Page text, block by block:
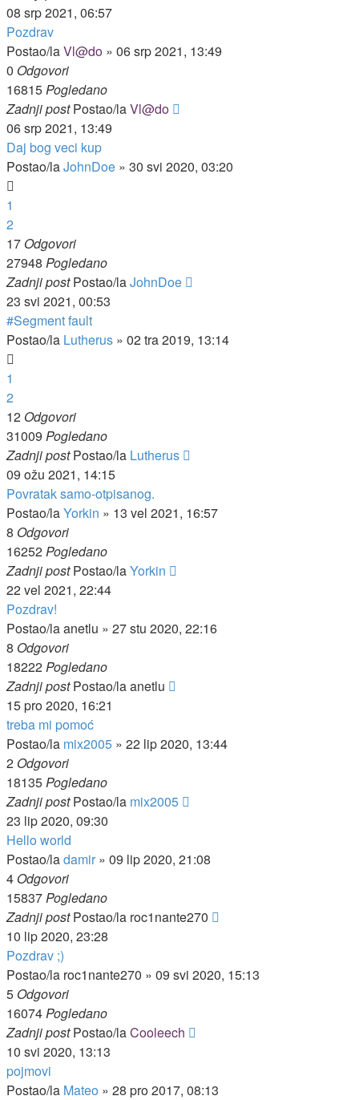
08 srp 2021, 06:57
Pozdrav
Postao/laVl@do » 06 srp 2021, 13:49
0 Odgovori
16815Pogledano
Zadnji postPostao/laVl@do
06 srp 2021, 13:49
Daj bog veci kup
Postao/laJohnDoe » 30 svi 2020, 03:20
1
2
17 Odgovori
27948 Pogledano
Zadnji postPostao/laJohnDoe
23 svi 2021, 00:53
#Segment fault
Postao/la Lutherus » 02 tra 2019, 13:14
1
2
12 Odgovori
31009 Pogledano
Zadnji postPostao/la Lutherus
09 ožu 2021, 14:15
Povratak samo-otpisanog.
Postao/laYorkin » 13 vel 2021, 16:57
8 Odgovori
16252Pogledano
Zadnji postPostao/laYorkin
22 vel 2021, 22:44
Pozdrav!
Postao/laanetlu » 27 stu 2020, 22:16
8 Odgovori
18222Pogledano
Zadnji postPostao/laanetlu
15 pro 2020, 16:21
treba mi pomoć
Postao/la mix2005 » 22 lip 2020, 13:44
2 Odgovori
18135Pogledano
Zadnji postPostao/la mix2005
23 lip 2020, 09:30
Hello world
Postao/ladamir » 09 lip 2020, 21:08
4 Odgovori
15837Pogledano
Zadnji postPostao/la roc1nante270
10 lip 2020, 23:28
Pozdrav ;)
Postao/la roc1nante270 » 09 svi 2020, 15:13
5 Odgovori
16074Pogledano
Zadnji postPostao/laCooleech
10 svi 2020, 13:13
pojmovi
Postao/la Mateo » 28 pro 2017, 08:13